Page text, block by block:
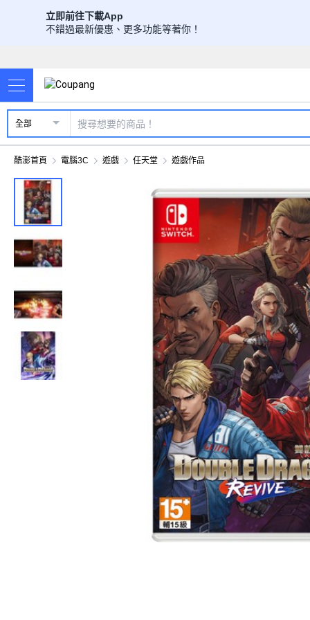
立即前往下載App
不錯過最新優惠、更多功能等著你！
全部
酷澎首頁 電腦3C 遊戲 任天堂 遊戲作品